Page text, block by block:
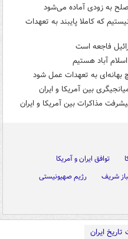
به زودی آماده می‌شود
که کاملا پایبند به تعهدات
فاجعه است
آباد هستیم
بهانه‌ای به تعهدات عمل شود
بین آمریکا و ایران
مذاکرات بین آمریکا و ایران
توافق ایران و آمریکا
شریف
رژیم صهیونیستی
ایران